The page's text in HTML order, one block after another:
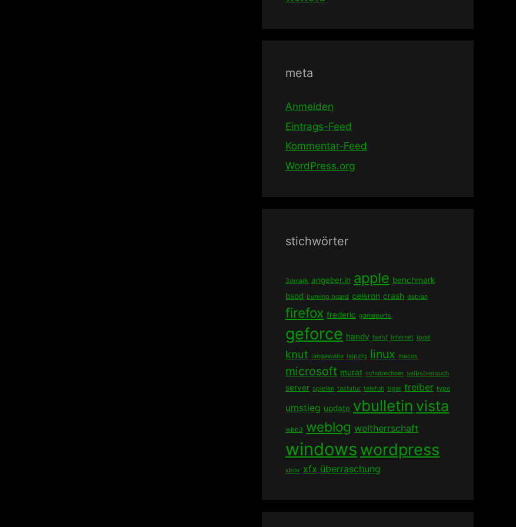
meta
Anmelden
Eintrags-Feed
Kommentar-Feed
WordPress.org
stichwörter
3dmark angeber.in apple benchmark
bsod burning board celeron crash debian
firefox frederic gameports
geforce handy horst internet ipod
knut langeweile leipzig linux macos
microsoft murat schulrechner selbstversuch
server spielen tastatur telefon tiger treiber typo
umstieg update vbulletin vista
wbb3 weblog weltherrschaft
windows wordpress
xbox xfx überraschung